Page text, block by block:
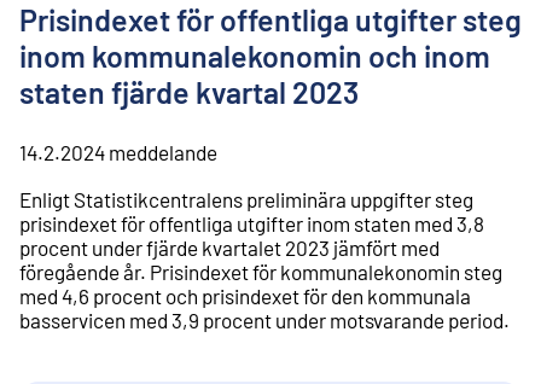
Prisindexet för offentliga utgifter steg
inom kommunalekonomin och inom
staten fjärde kvartal 2023
14.2.2024 meddelande
Enligt Statistikcentralens preliminära uppgifter steg
prisindexet för offentliga utgifter inom staten med 3,8
procent under fjärde kvartalet 2023 jämfört med
föregående år. Prisindexet för kommunalekonomin steg
med 4,6 procent och prisindexet för den kommunala
basservicen med 3,9 procent under motsvarande period.